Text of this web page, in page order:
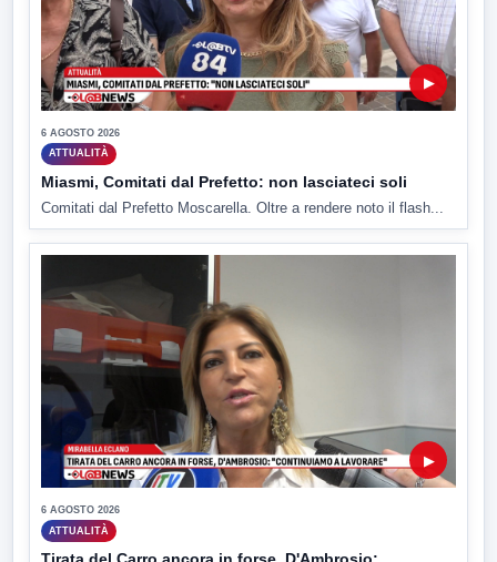
▶
6 AGOSTO 2026
ATTUALITÀ
Miasmi, Comitati dal Prefetto: non lasciateci soli
Comitati dal Prefetto Moscarella. Oltre a rendere noto il flash...
▶
6 AGOSTO 2026
ATTUALITÀ